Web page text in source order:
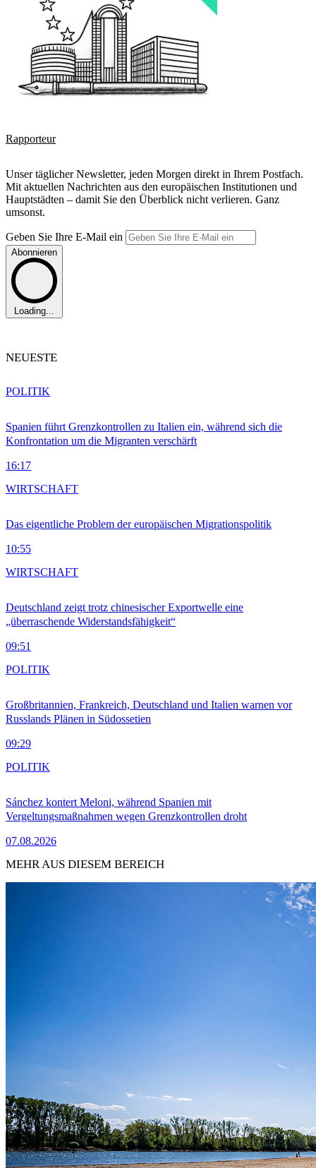
Rapporteur
Unser täglicher Newsletter, jeden Morgen direkt in Ihrem Postfach.
Mit aktuellen Nachrichten aus den europäischen Institutionen und
Hauptstädten – damit Sie den Überblick nicht verlieren. Ganz
umsonst.
Geben Sie Ihre E-Mail ein
Abonnieren
Loading...
NEUESTE
Spanien führt Grenzkontrollen zu Italien ein, während sich die
Konfrontation um die Migranten verschärft
16:17
POLITIK
Das eigentliche Problem der europäischen Migrationspolitik
10:55
WIRTSCHAFT
Deutschland zeigt trotz chinesischer Exportwelle eine
„überraschende Widerstandsfähigkeit“
09:51
WIRTSCHAFT
Großbritannien, Frankreich, Deutschland und Italien warnen vor
Russlands Plänen in Südossetien
09:29
POLITIK
Sánchez kontert Meloni, während Spanien mit
Vergeltungsmaßnahmen wegen Grenzkontrollen droht
07.08.2026
POLITIK
MEHR AUS DIESEM BEREICH